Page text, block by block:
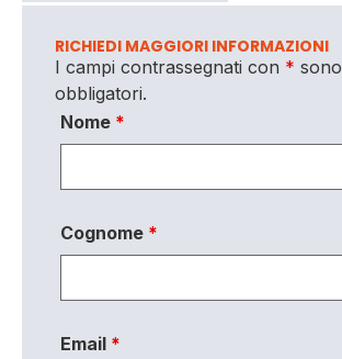
RICHIEDI MAGGIORI INFORMAZIONI
I campi contrassegnati con * sono
obbligatori.
Nome *
Cognome *
Email *